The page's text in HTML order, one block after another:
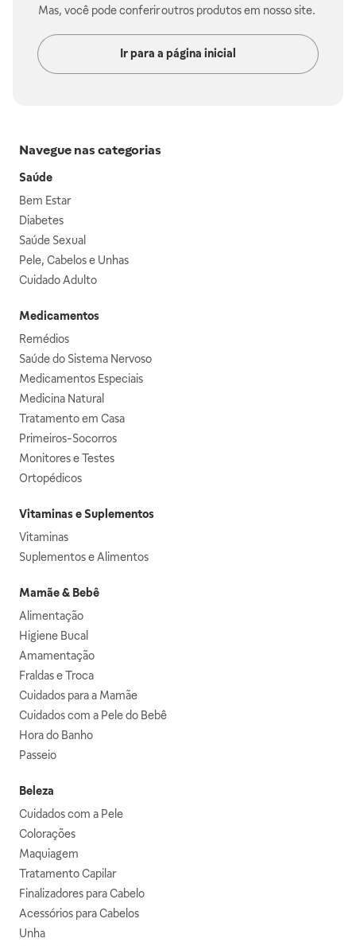
Mas, você pode conferir outros produtos em nosso site.
Ir para a página inicial
Navegue nas categorias
Saúde
Bem Estar
Diabetes
Saúde Sexual
Pele, Cabelos e Unhas
Cuidado Adulto
Medicamentos
Remédios
Saúde do Sistema Nervoso
Medicamentos Especiais
Medicina Natural
Tratamento em Casa
Primeiros-Socorros
Monitores e Testes
Ortopédicos
Vitaminas e Suplementos
Vitaminas
Suplementos e Alimentos
Mamãe & Bebê
Alimentação
Higiene Bucal
Amamentação
Fraldas e Troca
Cuidados para a Mamãe
Cuidados com a Pele do Bebê
Hora do Banho
Passeio
Beleza
Cuidados com a Pele
Colorações
Maquiagem
Tratamento Capilar
Finalizadores para Cabelo
Acessórios para Cabelos
Unha